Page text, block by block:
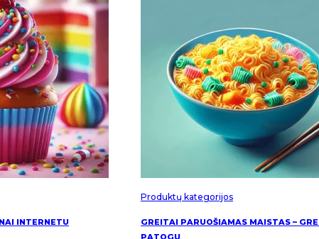
INTERNETU
Produktų kategorijos
GREITAI PARUOŠIAMAS MAISTAS –
PATOGU